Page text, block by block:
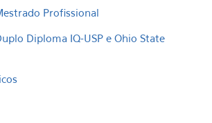
Profissional
Diploma IQ-USP e Ohio State